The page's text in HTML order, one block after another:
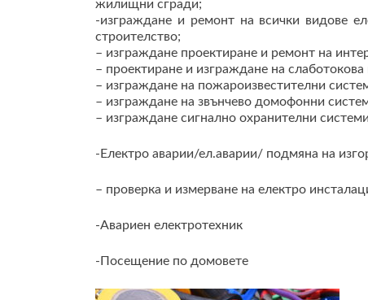
жилищни сгради;
-изграждане и ремонт на всички видове
строителство;
– изграждане проектиране и ремонт на
– проектиране и изграждане на слаботокова
– изграждане на пожароизвестителни
– изграждане на звънчево домофонни
– изграждане сигнално охранителни
-Електро аварии/ел.аварии/ подмяна на
– проверка и измерване на електро
-Авариен електротехник
-Посещение по домовете